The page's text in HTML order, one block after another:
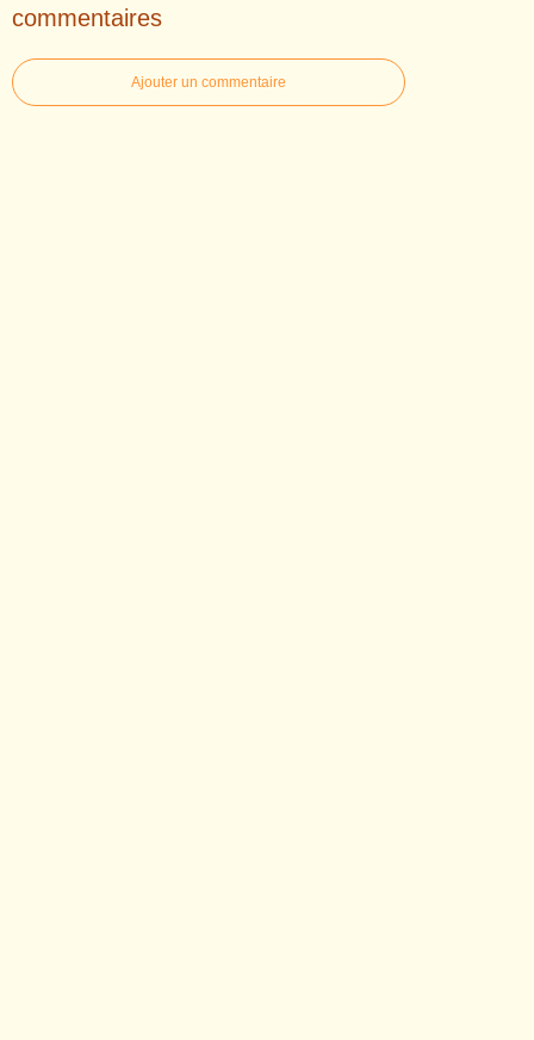
commentaires
Ajouter un commentaire